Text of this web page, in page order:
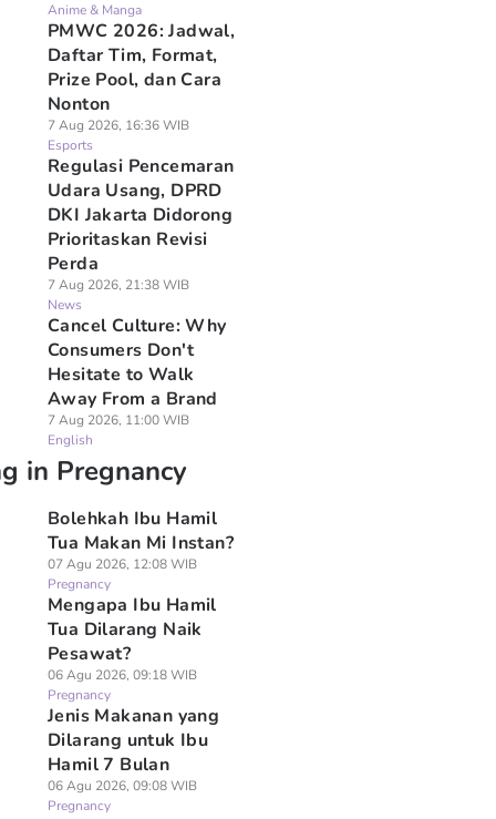
Anime & Manga
PMWC 2026: Jadwal,
Daftar Tim, Format,
Prize Pool, dan Cara
Nonton
7 Aug 2026, 16:36 WIB
Esports
Regulasi Pencemaran
Udara Usang, DPRD
DKI Jakarta Didorong
Prioritaskan Revisi
Perda
7 Aug 2026, 21:38 WIB
News
Cancel Culture: Why
Consumers Don't
Hesitate to Walk
Away From a Brand
7 Aug 2026, 11:00 WIB
English
in Pregnancy
Bolehkah Ibu Hamil
Tua Makan Mi Instan?
07 Agu 2026, 12:08 WIB
Pregnancy
Mengapa Ibu Hamil
Tua Dilarang Naik
Pesawat?
06 Agu 2026, 09:18 WIB
Pregnancy
Jenis Makanan yang
Dilarang untuk Ibu
Hamil 7 Bulan
06 Agu 2026, 09:08 WIB
Pregnancy